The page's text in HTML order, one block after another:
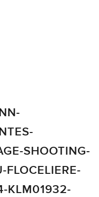
SHOOTING-
FLOCELIERE-
KLM01932-